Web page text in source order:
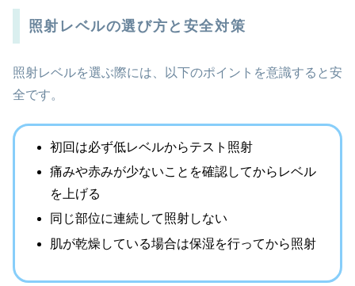
照射レベルの選び方と安全対策
照射レベルを選ぶ際には、以下のポイントを意識すると安
全です。
初回は必ず低レベルからテスト照射
痛みや赤みが少ないことを確認してからレベル
を上げる
同じ部位に連続して照射しない
肌が乾燥している場合は保湿を行ってから照射